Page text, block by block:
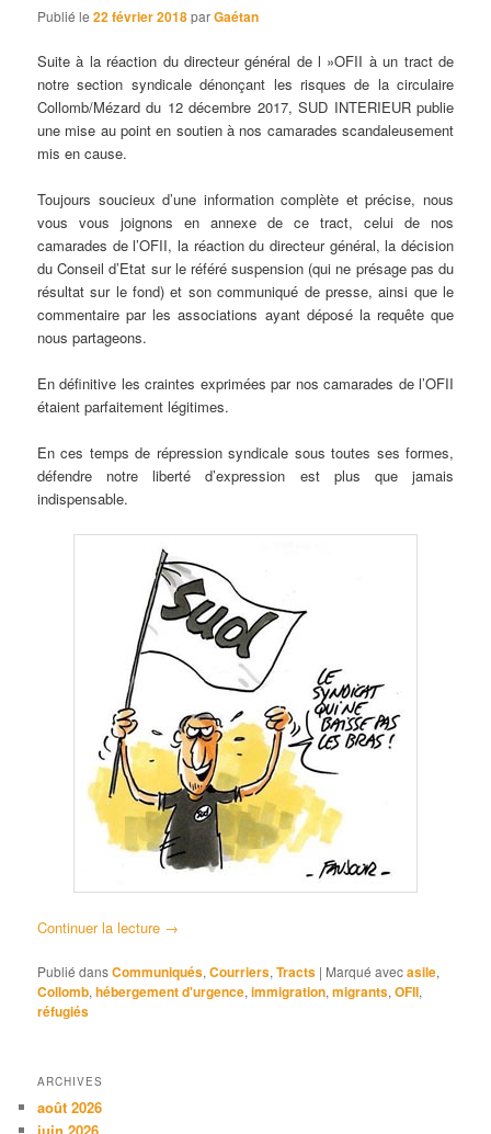
Publié le22 février 2018parGaétan
Suite à la réaction du directeur général de l »OFII à un tract de
notre section syndicale dénonçant les risques de la circulaire
Collomb/Mézard du 12 décembre 2017, SUD INTERIEUR publie
une mise au point en soutien à nos camarades scandaleusement
mis en cause.
Toujours soucieux d’une information complète et précise, nous
vous vous joignons en annexe de ce tract, celui de nos
camarades de l’OFII, la réaction du directeur général, la décision
du Conseil d’Etat sur le référé suspension (qui ne présage pas du
résultat sur le fond) et son communiqué de presse, ainsi que le
commentaire par les associations ayant déposé la requête que
nous partageons.
En définitive les craintes exprimées par nos camarades de l’OFII
étaient parfaitement légitimes.
En ces temps de répression syndicale sous toutes ses formes,
défendre notre liberté d’expression est plus que jamais
indispensable.
Continuer la lecture →
Publié dansCommuniqués,Courriers,Tracts | Marqué avecasile,
Collomb,hébergement d'urgence,immigration,migrants,OFII,
réfugiés
ARCHIVES
août 2026